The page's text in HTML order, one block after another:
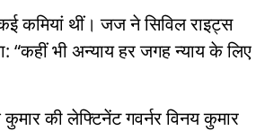
कमियां थीं। जज ने सिविल राइट्स
“कहीं भी अन्याय हर जगह न्याय के लिए
की लेफ्टिनेंट गवर्नर विनय कुमार